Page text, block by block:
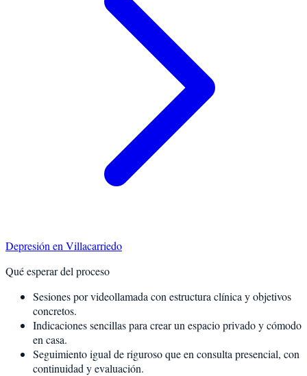
Depresión en Villacarriedo
Qué esperar del proceso
Sesiones por videollamada con estructura clínica y objetivos
concretos.
Indicaciones sencillas para crear un espacio privado y cómodo
en casa.
Seguimiento igual de riguroso que en consulta presencial, con
continuidad y evaluación.